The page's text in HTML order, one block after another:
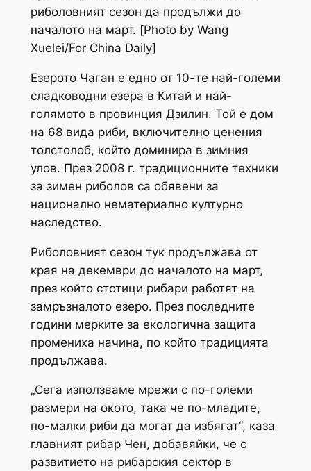
риболовният сезон да продължи до
началото на март. [Photo by Wang
Xuelei/For China Daily]
Езерото Чаган е едно от 10-те най-големи
сладководни езера в Китай и най-
голямото в провинция Дзилин. Той е дом
на 68 вида риби, включително ценения
толстолоб, който доминира в зимния
улов. През 2008 г. традиционните техники
за зимен риболов са обявени за
национално нематериално културно
наследство.
Риболовният сезон тук продължава от
края на декември до началото на март,
през който стотици рибари работят на
замръзналото езеро. През последните
години мерките за екологична защита
промениха начина, по който традицията
продължава.
„Сега използваме мрежи с по-големи
размери на окото, така че по-младите,
по-малки риби да могат да избягат“, каза
главният рибар Чен, добавяйки, че с
развитието на рибарския сектор в